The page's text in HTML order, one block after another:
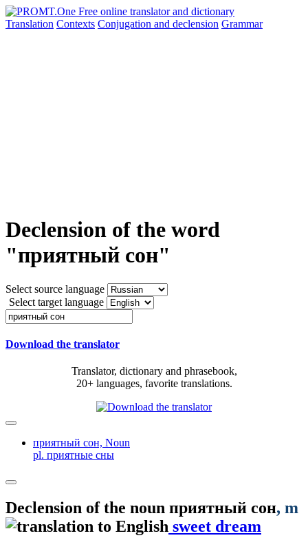
Translation Contexts Conjugation and declension Grammar
Declension of the word
"приятный сон"
Select source language
Select target language
Download the translator
Translator, dictionary and phrasebook,
20+ languages, favorite translations.
приятный сон, Noun
pl. приятные сны
Declension of the noun приятный сон, m
sweet dream